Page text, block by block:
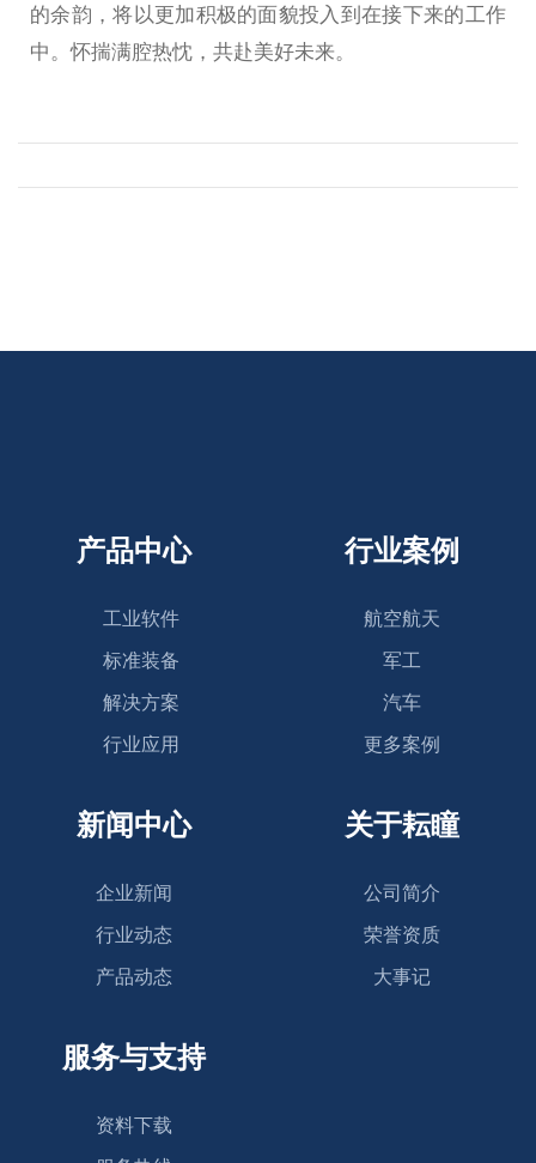
的余韵，将以更加积极的面貌投入到在接下来的工作
中。怀揣满腔热忱，共赴美好未来。
产品中心
工业软件
标准装备
解决方案
行业应用
行业案例
航空航天
军工
汽车
更多案例
新闻中心
企业新闻
行业动态
产品动态
关于耘瞳
公司简介
荣誉资质
大事记
服务与支持
资料下载